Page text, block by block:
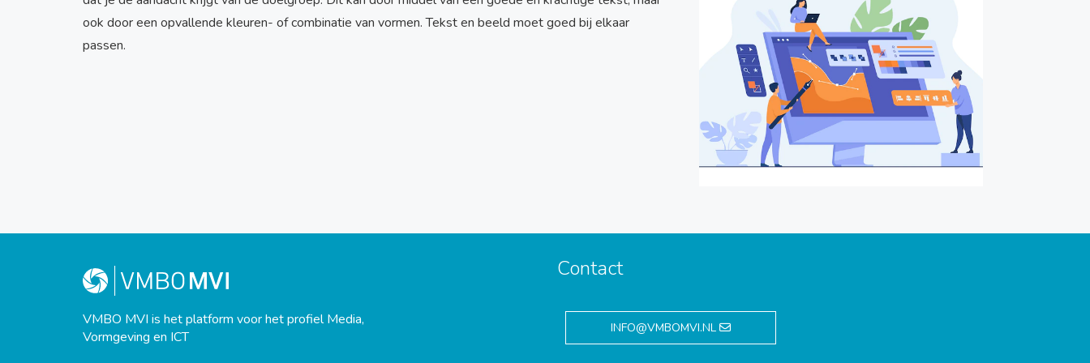
ook door een opvallende kleuren- of combinatie van vormen. Tekst en beeld moet goed bij elkaar
passen.
VMBO MVI is het platform voor het profiel Media,
Vormgeving en ICT
Contact
INFO@VMBOMVI.NL